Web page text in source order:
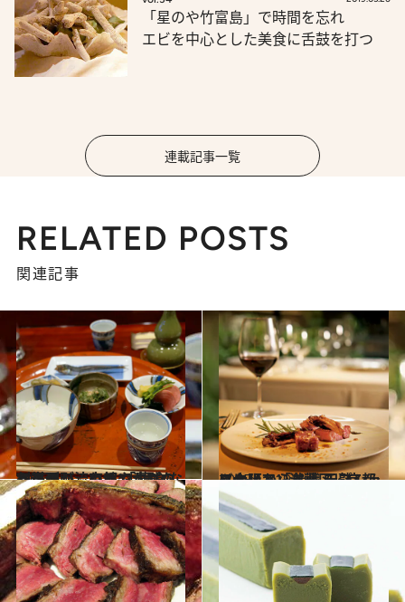
「星のや竹富島」で時間を忘れ
エビを中心とした美食に舌鼓を打つ
連載記事一覧
RELATED POSTS
関連記事
2016.4.7
割烹の町、京都で沈黙のうまみが流れる 「草喰 なかひがし」の健やかになる料理
グルメ 2015.11.19
イタリアン激戦区・京都に大阪から参戦 円熟シェフによる「イル チプレッソ」
グルメ